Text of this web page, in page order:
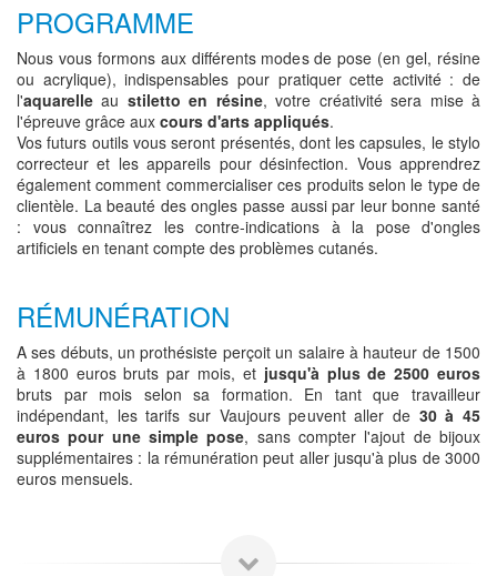
PROGRAMME
Nous vous formons aux différents modes de pose (en gel, résine
ou acrylique), indispensables pour pratiquer cette activité : de
l'aquarelle au stiletto en résine, votre créativité sera mise à
l'épreuve grâce aux cours d'arts appliqués.
Vos futurs outils vous seront présentés, dont les capsules, le stylo
correcteur et les appareils pour désinfection. Vous apprendrez
également comment commercialiser ces produits selon le type de
clientèle. La beauté des ongles passe aussi par leur bonne santé
: vous connaîtrez les contre-indications à la pose d'ongles
artificiels en tenant compte des problèmes cutanés.
RÉMUNÉRATION
A ses débuts, un prothésiste perçoit un salaire à hauteur de 1500
à 1800 euros bruts par mois, et jusqu'à plus de 2500 euros
bruts par mois selon sa formation. En tant que travailleur
indépendant, les tarifs sur Vaujours peuvent aller de 30 à 45
euros pour une simple pose, sans compter l'ajout de bijoux
supplémentaires : la rémunération peut aller jusqu'à plus de 3000
euros mensuels.